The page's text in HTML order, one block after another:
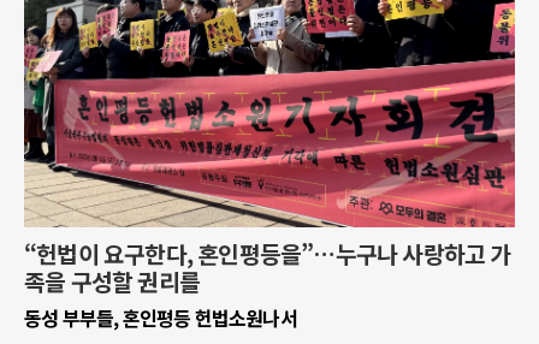
“헌법이 요구한다, 혼인평등을”…누구나 사랑하고 가
족을 구성할 권리를
동성 부부들, 혼인평등 헌법소원나서